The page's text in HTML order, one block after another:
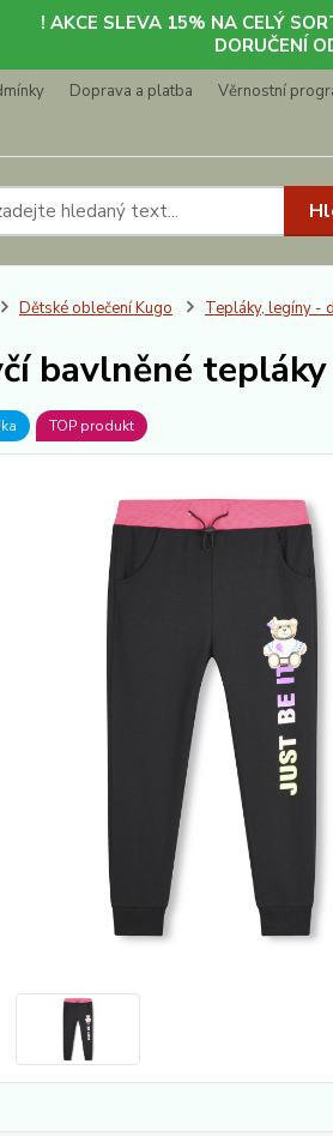
! AKCE SLEVA 15% NA CELÝ
DORUČENÍ
Doprava a platba Věrnostní
Dětské oblečení Kugo Tepláky, legíny -
bavlněné
TOP produkt